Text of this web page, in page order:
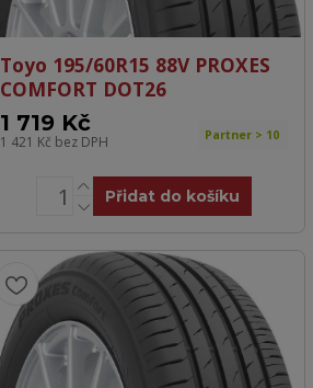
Toyo 195/60R15 88V PROXES
COMFORT DOT26
1 719 Kč
1 421 Kč bez DPH Partner > 10
Přidat do košíku